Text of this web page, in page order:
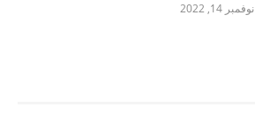
نوفمبر 14, 2022